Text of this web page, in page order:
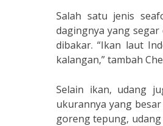
Salah satu jenis
dagingnya yang
dibakar. “Ikan laut
kalangan,” tambah
Selain ikan, udang
ukurannya yang
goreng tepung,